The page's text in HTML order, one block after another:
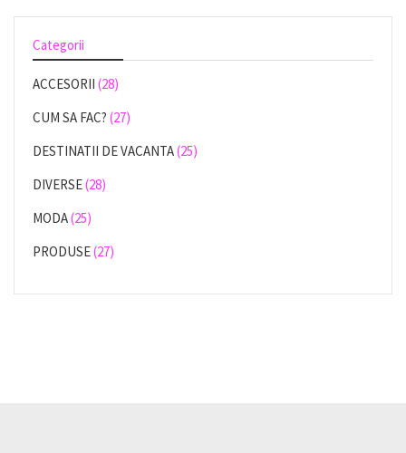
Categorii
ACCESORII (28)
CUM SA FAC? (27)
DESTINATII DE VACANTA(25)
DIVERSE(28)
MODA(25)
PRODUSE(27)